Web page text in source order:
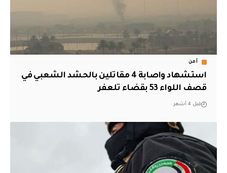
أمن
استشهاد واصابة 4 مقاتلين بالحشد الشعبي في
قصف اللواء 53 بقضاء تلعفر
قبل 4 أشهر